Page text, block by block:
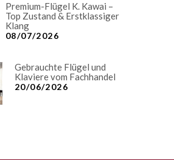
Premium-Flügel K. Kawai –
Top Zustand & Erstklassiger
Klang
08/07/2026
Gebrauchte Flügel und
Klaviere vom Fachhandel
20/06/2026